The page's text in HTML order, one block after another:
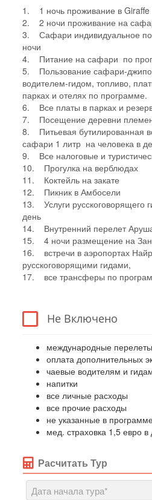
1. 1 ночь проживание в Giraffe
2. 2 ночи проживание на
3. Сафари индивидуальное
ночи
4. Питание на сафари по
5. Пользование сафари-
водителем-гидом, топливо,
парках и отелях по программе.
6. Все платы в парках и
7. Посещение деревни
8. Питьевая бутилированная
сафари 1 литр на человека в
9. Все налоговые и
10. Прогулка на верблюдах
11. Коктейль на закате
12. Пикник в Амбосели
13. Услуги русскоговорящего
день
14. Внутренний перелет
15. 4 ночи размещение на
16. встречи в аэропортах
русскоговорящими гидами,
17. все трансферы по
Не Включено
международные перелеты
оплата дополнительных
чаевые водителям и
напитки
все личные расходы
все прочие расходы
не указанные в
мед. страховка 1,5 евро в
Расчитать Тур